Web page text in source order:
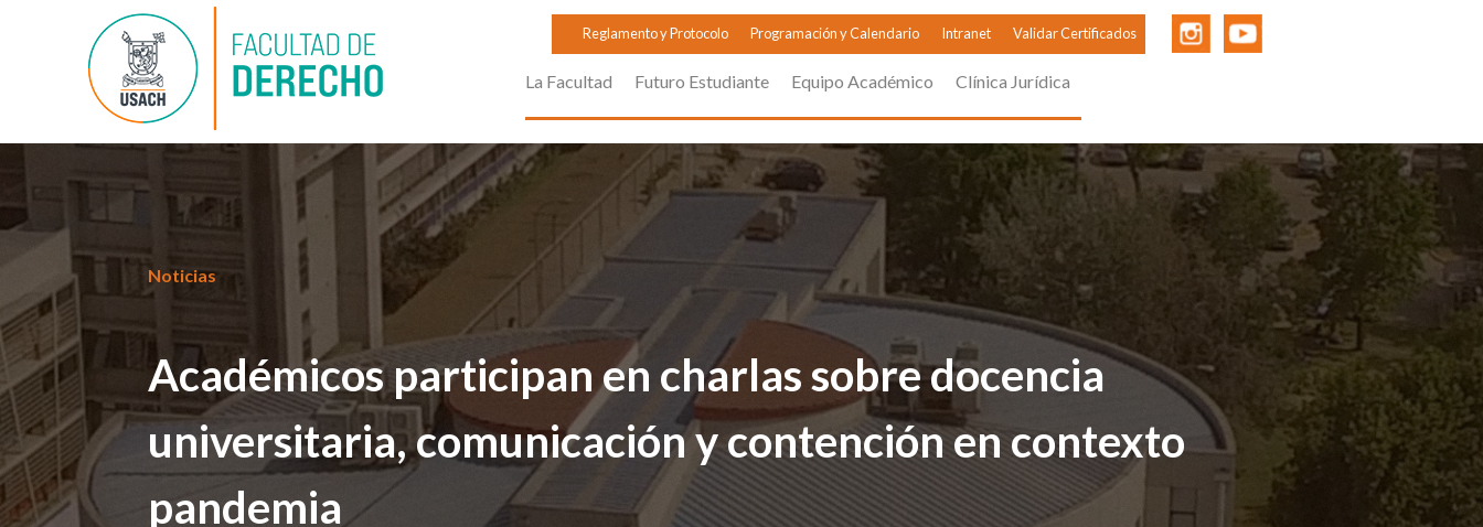
Reglamento y Protocolo Programación y Calendario Intranet Validar Certificados
La Facultad Futuro Estudiante Equipo Académico Clínica Jurídica
Noticias
Académicos participan en charlas sobre docencia
universitaria, comunicación y contención en contexto
pandemia